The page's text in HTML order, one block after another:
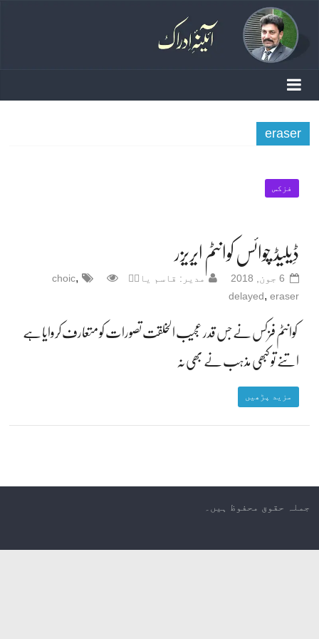
eraser
فزکس
ڈِیلیڈ چوائس کوانٹم ایریزر
6 جون, 2018 مدیر: قاسم یادؔ choic,
delayed, eraser
کوانٹم فزکس نے جس قدر عجیب الخلقت تصورات کو متعارف کروایا ہے
اتنے تو کبھی مذہب نے بھی نہ
مزید پڑھیں
جملہ حقوق محفوظ ہیں۔